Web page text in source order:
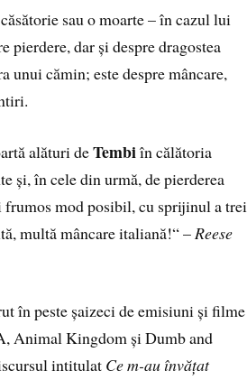
sau o moarte – în cazul lui
pierdere, dar și despre dragostea
unui cămin; este despre mâncare,
alături deTembiîn călătoria
și, în cele din urmă, de pierderea
frumos mod posibil, cu sprijinul a trei
multă mâncare italiană!“ – Reese
în peste șaizeci de emisiuni și filme
Animal Kingdom și Dumb and
intitulat Ce m-au învățat